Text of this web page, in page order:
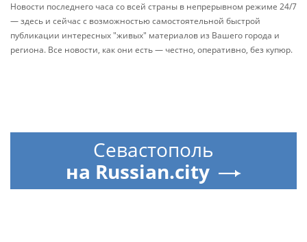
Новости последнего часа со всей страны в непрерывном режиме 24/7
— здесь и сейчас с возможностью самостоятельной быстрой
публикации интересных "живых" материалов из Вашего города и
региона. Все новости, как они есть — честно, оперативно, без купюр.
Севастополь
на Russian.city